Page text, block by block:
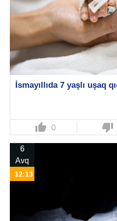
İsmayıllıda 7 yaşlı uşaq
thumb_up 0 thumb_down
6
Avq
12:13